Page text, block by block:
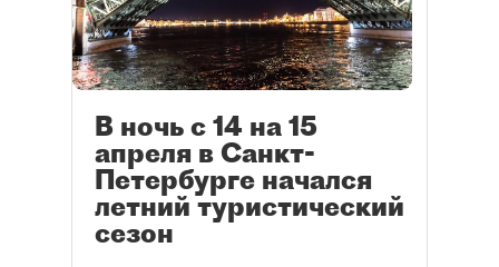
В ночь с 14 на 15
апреля в Санкт-
Петербурге начался
летний туристический
сезон